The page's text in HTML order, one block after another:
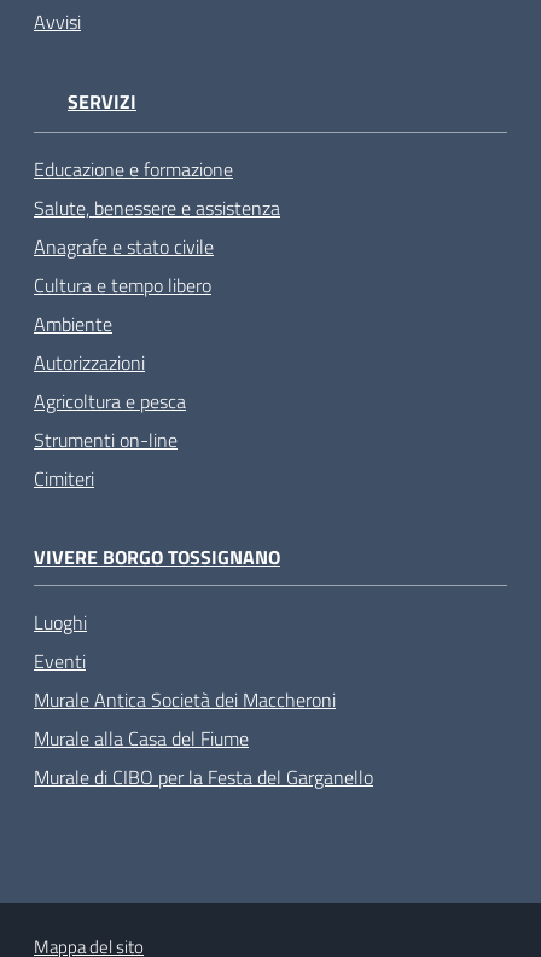
Avvisi
SERVIZI
Educazione e formazione
Salute, benessere e assistenza
Anagrafe e stato civile
Cultura e tempo libero
Ambiente
Autorizzazioni
Agricoltura e pesca
Strumenti on-line
Cimiteri
VIVERE BORGO TOSSIGNANO
Luoghi
Eventi
Murale Antica Società dei Maccheroni
Murale alla Casa del Fiume
Murale di CIBO per la Festa del Garganello
Mappa del sito